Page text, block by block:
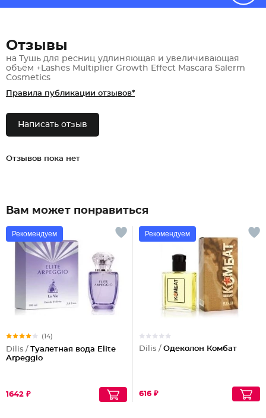
Отзывы
на Тушь для ресниц удлиняющая и увеличивающая
объём +Lashes Multiplier Growth Effect Mascara Salerm
Cosmetics
Правила публикации отзывов*
Написать отзыв
Отзывов пока нет
Вам может понравиться
Рекомендуем
(14)
Dilis / Туалетная вода Elite
Arpeggio
1642 ₽
Рекомендуем
Dilis / Одеколон Комбат
616 ₽